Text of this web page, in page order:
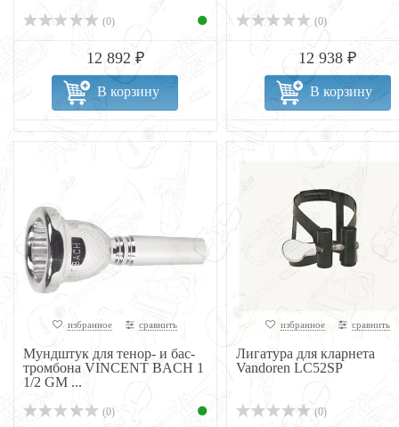
(0)
12 892 ₽
В корзину
(0)
12 938 ₽
В корзину
избранное сравнить
Мундштук для тенор- и бас-
тромбона VINCENT BACH 1
1/2 GM ...
(0)
избранное сравнить
Лигатура для кларнета
Vandoren LC52SP
(0)